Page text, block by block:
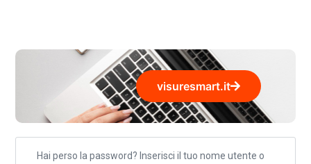
visuresmart.it
Hai perso la password? Inserisci il tuo nome utente o